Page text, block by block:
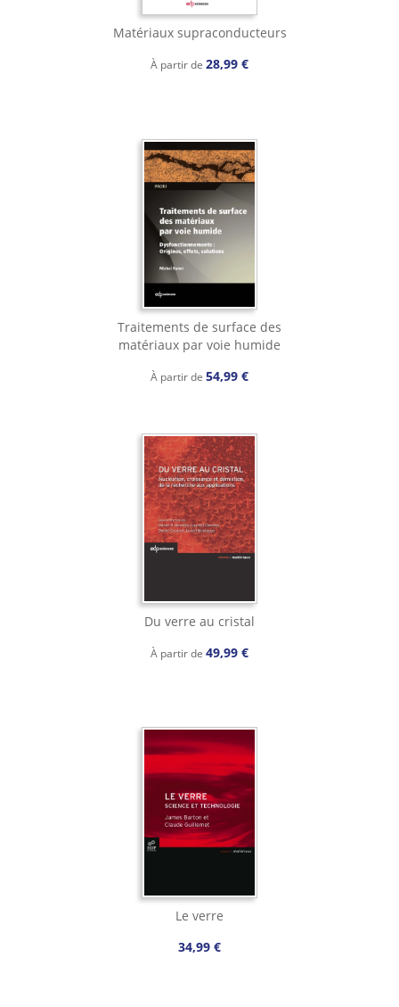
Matériaux supraconducteurs
À partir de 28,99 €
Traitements de surface des
matériaux par voie humide
À partir de 54,99 €
Du verre au cristal
À partir de 49,99 €
Le verre
34,99 €